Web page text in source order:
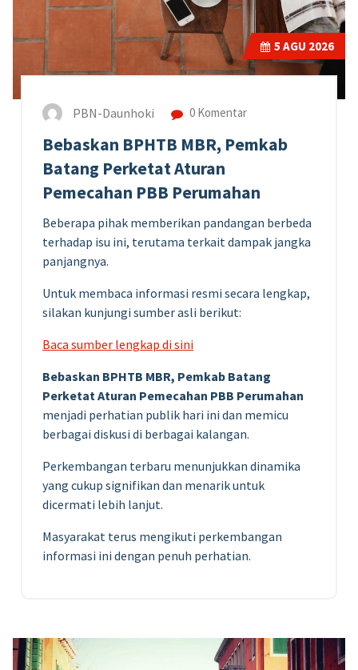
5 AGU 2026
PBN-Daunhoki 0 Komentar
Bebaskan BPHTB MBR, Pemkab
Batang Perketat Aturan
Pemecahan PBB Perumahan
Beberapa pihak memberikan pandangan berbeda
terhadap isu ini, terutama terkait dampak jangka
panjangnya.
Untuk membaca informasi resmi secara lengkap,
silakan kunjungi sumber asli berikut:
Baca sumber lengkap di sini
Bebaskan BPHTB MBR, Pemkab Batang
Perketat Aturan Pemecahan PBB Perumahan
menjadi perhatian publik hari ini dan memicu
berbagai diskusi di berbagai kalangan.
Perkembangan terbaru menunjukkan dinamika
yang cukup signifikan dan menarik untuk
dicermati lebih lanjut.
Masyarakat terus mengikuti perkembangan
informasi ini dengan penuh perhatian.